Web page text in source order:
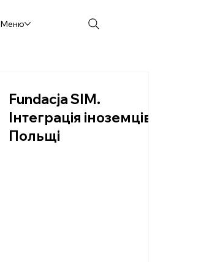
Меню
Fundacja SIM.
Інтеграція іноземців в
Польщі